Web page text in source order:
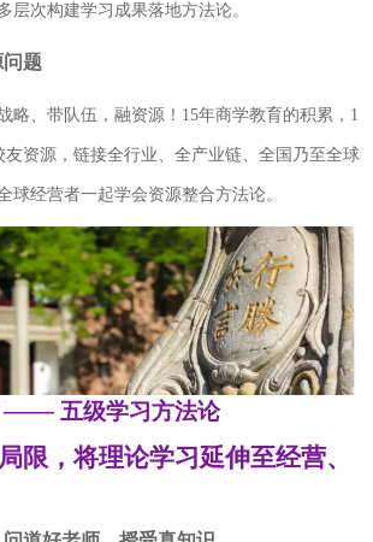
层次构建学习成果落地方法论。
题
略、带队伍，融资源！ 15年商学教育的积累， 1
友资源，链接全行业、全产业链、全国乃至全球
球经营者一起学会资源整合方法论。
——五级学习方法论
限，将理论学习延伸至经营、